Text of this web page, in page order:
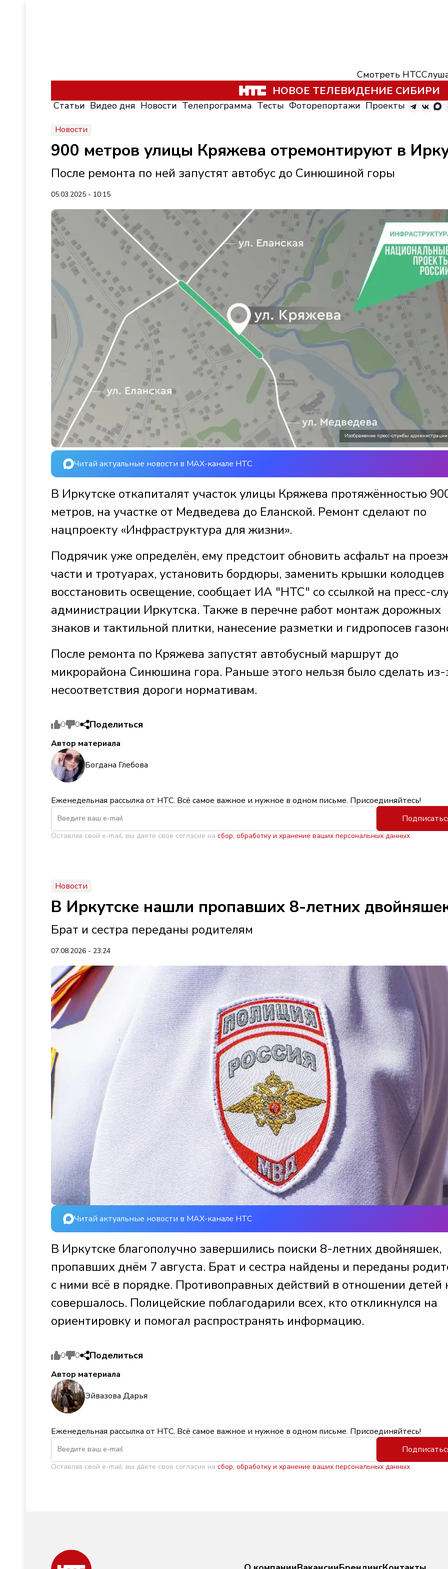
Смотреть НТС
НОВОЕ ТЕЛЕВИДЕНИЕ СИБИРИ
Статьи Видео дня Новости Телепрограмма Тесты Фоторепортажи Проекты
Новости
900 метров улицы Кряжева отремонтируют в
После ремонта по ней запустят автобус до Синюшиной горы
05.03.2025 - 10:15
Изображение пресс-службы
Читай актуальные новости в MAX-канале НТС
В Иркутске откапиталят участок улицы Кряжева протяжённостью
метров, на участке от Медведева до Еланской. Ремонт сделают по
нацпроекту «Инфраструктура для жизни».
Подрячик уже определён, ему предстоит обновить асфальт на
части и тротуарах, установить бордюры, заменить крышки колодцев
восстановить освещение, сообщает ИА "НТС" со ссылкой на пресс-
администрации Иркутска. Также в перечне работ монтаж дорожных
знаков и тактильной плитки, нанесение разметки и гидропосев
После ремонта по Кряжева запустят автобусный маршрут до
микрорайона Синюшина гора. Раньше этого нельзя было сделать из-
несоответствия дороги нормативам.
0 0 Поделиться
Автор материала
Богдана Глебова
Еженедельная рассылка от НТС. Всё самое важное и нужное в одном письме. Присоединяйтесь!
Оставляя свой e-mail, вы даете свое согласие на сбор, обработку и хранение ваших персональных данных
Новости
В Иркутске нашли пропавших 8-летних
Брат и сестра переданы родителям
07.08.2026 - 23:24
Читай актуальные новости в MAX-канале НТС
В Иркутске благополучно завершились поиски 8-летних двойняшек,
пропавших днём 7 августа. Брат и сестра найдены и переданы
с ними всё в порядке. Противоправных действий в отношении детей
совершалось. Полицейские поблагодарили всех, кто откликнулся на
ориентировку и помогал распространять информацию.
0 0 Поделиться
Автор материала
Эйвазова Дарья
Еженедельная рассылка от НТС. Всё самое важное и нужное в одном письме. Присоединяйтесь!
Оставляя свой e-mail, вы даете свое согласие на сбор, обработку и хранение ваших персональных данных